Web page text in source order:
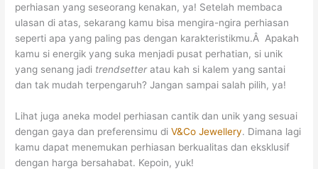
perhiasan yang seseorang kenakan, ya! Setelah membaca
ulasan di atas, sekarang kamu bisa mengira-ngira perhiasan
seperti apa yang paling pas dengan karakteristikmu.Â Apakah
kamu si energik yang suka menjadi pusat perhatian, si unik
yang senang jadi trendsetteratau kah si kalem yang santai
dan tak mudah terpengaruh? Jangan sampai salah pilih, ya!
Lihat juga aneka model perhiasan cantik dan unik yang sesuai
dengan gaya dan preferensimu diV&Co Jewellery. Dimana lagi
kamu dapat menemukan perhiasan berkualitas dan eksklusif
dengan harga bersahabat. Kepoin, yuk!